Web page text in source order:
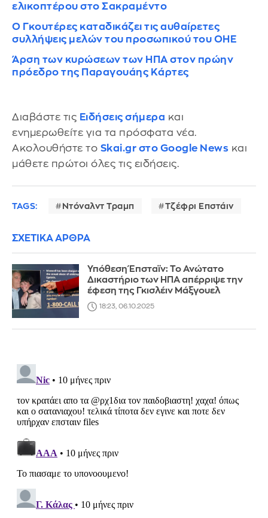
ελικοπτέρου στο Σακραμέντο
Ο Γκουτέρες καταδικάζει τις αυθαίρετες
συλλήψεις μελών του προσωπικού του ΟΗΕ
Άρση των κυρώσεων των ΗΠΑ στον πρώην
πρόεδρο της Παραγουάης Κάρτες
Διαβάστε τις Ειδήσεις σήμερα και
ενημερωθείτε για τα πρόσφατα νέα.
Ακολουθήστε το Skai.gr στο Google News και
μάθετε πρώτοι όλες τις ειδήσεις.
TAGS: Ντόναλντ Τραμπ Τζέφρι Επστάιν
ΣΧΕΤΙΚΑ ΑΡΘΡΑ
Υπόθεση Έπσταϊν: Το Ανώτατο
Δικαστήριο των ΗΠΑ απέρριψε την
έφεση της Γκισλέιν Μάξγουελ
18:23, 06.10.2025